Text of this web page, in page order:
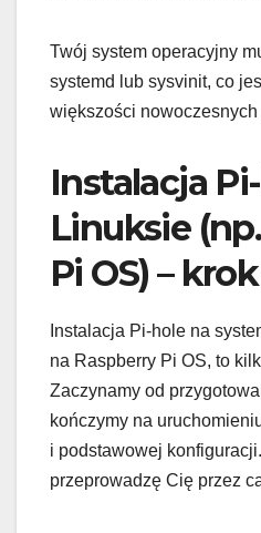
Twój system operacyjny
systemd lub sysvinit, co
większości
Instalacja
Linuksie
Pi OS) –
Instalacja Pi-hole na
na Raspberry Pi OS, to
Zaczynamy od
kończymy na
i podstawowej
przeprowadzę Cię przez